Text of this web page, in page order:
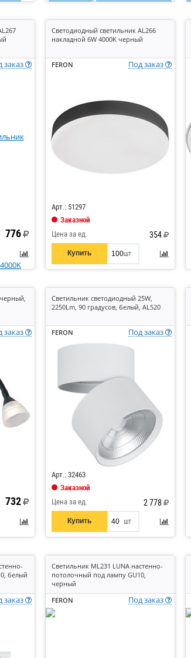
заказ
776
Светодиодный светильник AL266
накладной 6W 4000K черный
FERON Под заказ
Арт.: 51297
Заказной
Цена за ед.
354
Купить шт
заказ
732
Светильник светодиодный 25W,
2250Lm, 90 градусов, белый, AL520
FERON Под заказ
Арт.: 32463
Заказной
Цена за ед.
2 778
Купить шт
белый
заказ
Светильник ML231 LUNA настенно-
потолочный под лампу GU10,
черный
FERON
Под заказ